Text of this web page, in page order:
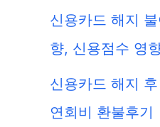
신용카드 해지
향, 신용점수 영
신용카드 해지
연회비 환불후기